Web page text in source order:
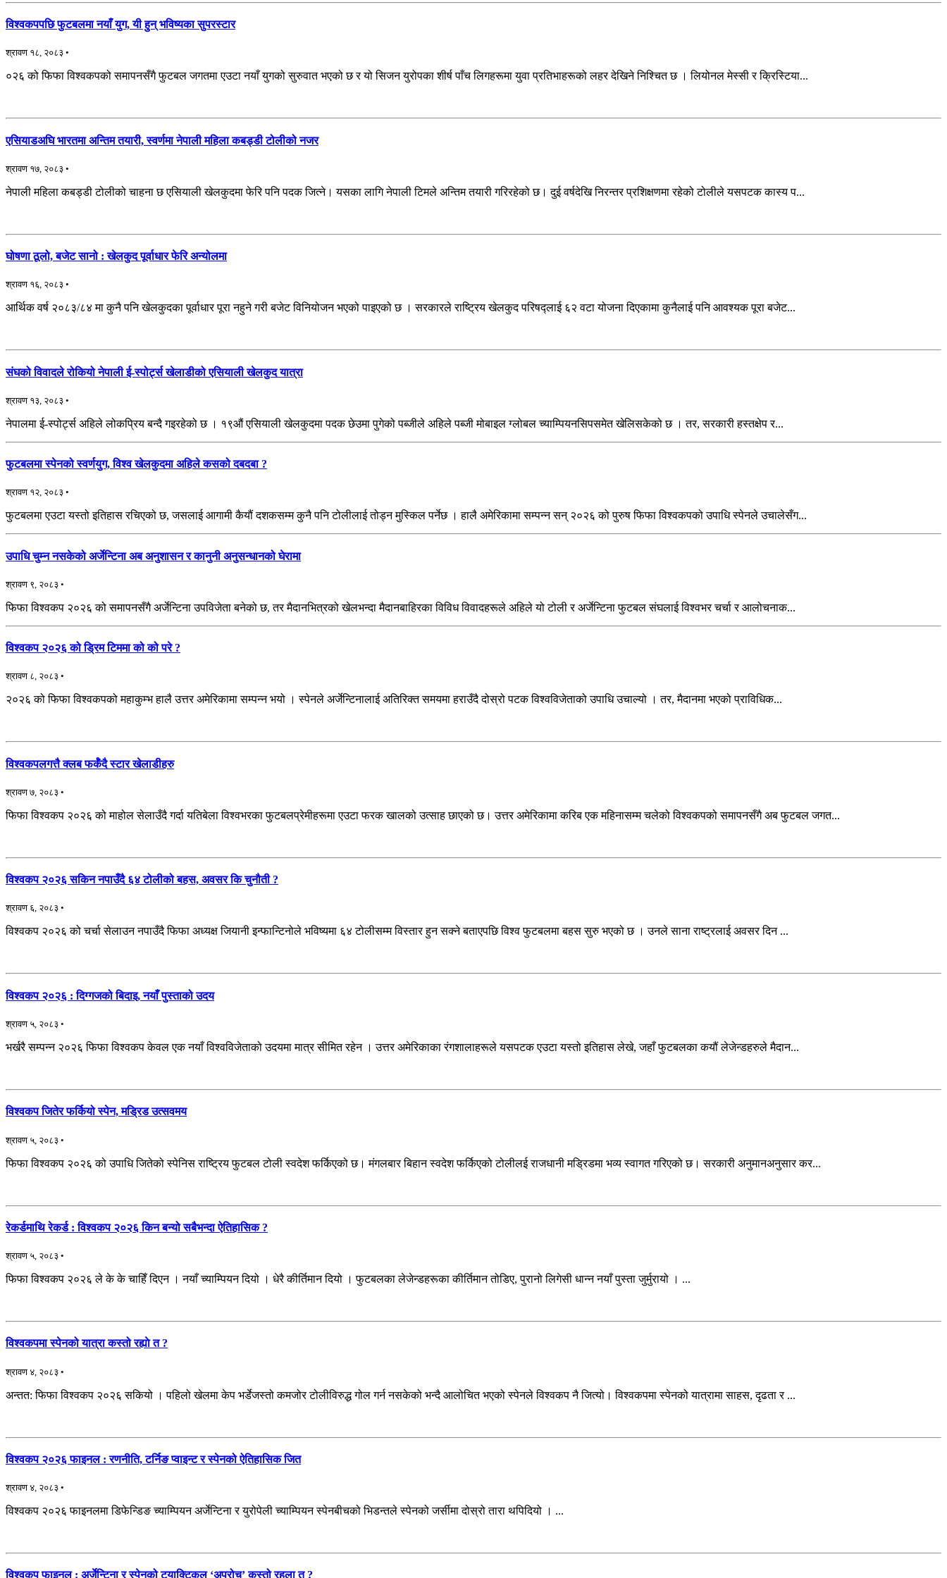
विश्वकपपछि फुटबलमा नयाँ युग, यी हुन् भविष्यका सुपरस्टार
श्रावण १८, २०८३ •
०२६ को फिफा विश्वकपको समापनसँगै फुटबल जगतमा एउटा नयाँ युगको सुरुवात भएको छ र यो सिजन युरोपका शीर्ष पाँच लिगहरूमा युवा प्रतिभाहरूको लहर देखिने निश्चित छ । लियोनल मेस्सी र क्रिस्टिया...
एसियाडअघि भारतमा अन्तिम तयारी, स्वर्णमा नेपाली महिला कबड्डी टोलीको नजर
श्रावण १७, २०८३ •
नेपाली महिला कबड्डी टोलीको चाहना छ एसियाली खेलकुदमा फेरि पनि पदक जित्ने। यसका लागि नेपाली टिमले अन्तिम तयारी गरिरहेको छ। दुई वर्षदेखि निरन्तर प्रशिक्षणमा रहेको टोलीले यसपटक कास्य प...
घोषणा ठूलो, बजेट सानो : खेलकुद पूर्वाधार फेरि अन्योलमा
श्रावण १६, २०८३ •
आर्थिक वर्ष २०८३/८४ मा कुनै पनि खेलकुदका पूर्वाधार पूरा नहुने गरी बजेट विनियोजन भएको पाइएको छ । सरकारले राष्ट्रिय खेलकुद परिषद्लाई ६२ वटा योजना दिएकामा कुनैलाई पनि आवश्यक पूरा बजेट...
संघको विवादले रोकियो नेपाली ई-स्पोर्ट्स खेलाडीको एसियाली खेलकुद यात्रा
श्रावण १३, २०८३ •
नेपालमा ई-स्पोर्ट्स अहिले लोकप्रिय बन्दै गइरहेको छ । १९औं एसियाली खेलकुदमा पदक छेउमा पुगेको पब्जीले अहिले पब्जी मोबाइल ग्लोबल च्याम्पियनसिपसमेत खेलिसकेको छ । तर, सरकारी हस्तक्षेप र...
फुटबलमा स्पेनको स्वर्णयुग, विश्व खेलकुदमा अहिले कसको दबदबा ?
श्रावण १२, २०८३ •
फुटबलमा एउटा यस्तो इतिहास रचिएको छ, जसलाई आगामी कैयौं दशकसम्म कुनै पनि टोलीलाई तोड्न मुस्किल पर्नेछ । हालै अमेरिकामा सम्पन्न सन् २०२६ को पुरुष फिफा विश्वकपको उपाधि स्पेनले उचालेसँग...
उपाधि चुम्न नसकेको अर्जेन्टिना अब अनुशासन र कानुनी अनुसन्धानको घेरामा
श्रावण ९, २०८३ •
फिफा विश्वकप २०२६ को समापनसँगै अर्जेन्टिना उपविजेता बनेको छ, तर मैदानभित्रको खेलभन्दा मैदानबाहिरका विविध विवादहरूले अहिले यो टोली र अर्जेन्टिना फुटबल संघलाई विश्वभर चर्चा र आलोचनाक...
विश्वकप २०२६ को ड्रिम टिममा को को परे ?
श्रावण ८, २०८३ •
२०२६ को फिफा विश्वकपको महाकुम्भ हालै उत्तर अमेरिकामा सम्पन्न भयो । स्पेनले अर्जेन्टिनालाई अतिरिक्त समयमा हराउँदै दोस्रो पटक विश्वविजेताको उपाधि उचाल्यो । तर, मैदानमा भएको प्राविधिक...
विश्वकपलगत्तै क्लब फर्कँदै स्टार खेलाडीहरु
श्रावण ७, २०८३ •
फिफा विश्वकप २०२६ को माहोल सेलाउँदै गर्दा यतिबेला विश्वभरका फुटबलप्रेमीहरूमा एउटा फरक खालको उत्साह छाएको छ। उत्तर अमेरिकामा करिब एक महिनासम्म चलेको विश्वकपको समापनसँगै अब फुटबल जगत...
विश्वकप २०२६ सकिन नपाउँदै ६४ टोलीको बहस, अवसर कि चुनौती ?
श्रावण ६, २०८३ •
विश्वकप २०२६ को चर्चा सेलाउन नपाउँदै फिफा अध्यक्ष जियानी इन्फान्टिनोले भविष्यमा ६४ टोलीसम्म विस्तार हुन सक्ने बताएपछि विश्व फुटबलमा बहस सुरु भएको छ । उनले साना राष्ट्रलाई अवसर दिन ...
विश्वकप २०२६ : दिग्गजको बिदाइ, नयाँ पुस्ताको उदय
श्रावण ५, २०८३ •
भर्खरै सम्पन्न २०२६ फिफा विश्वकप केवल एक नयाँ विश्वविजेताको उदयमा मात्र सीमित रहेन । उत्तर अमेरिकाका रंगशालाहरूले यसपटक एउटा यस्तो इतिहास लेखे, जहाँ फुटबलका कयौं लेजेन्डहरुले मैदान...
विश्वकप जितेर फर्कियो स्पेन, मड्रिड उत्सवमय
श्रावण ५, २०८३ •
फिफा विश्वकप २०२६ को उपाधि जितेको स्पेनिस राष्ट्रिय फुटबल टोली स्वदेश फर्किएको छ। मंगलबार बिहान स्वदेश फर्किएको टोलीलई राजधानी मड्रिडमा भव्य स्वागत गरिएको छ। सरकारी अनुमानअनुसार कर...
रेकर्डमाथि रेकर्ड : विश्वकप २०२६ किन बन्यो सबैभन्दा ऐतिहासिक ?
श्रावण ५, २०८३ •
फिफा विश्वकप २०२६ ले के के चाहिँ दिएन । नयाँ च्याम्पियन दियो । धेरै कीर्तिमान ‍दियो । फुटबलका लेजेन्डहरूका कीर्तिमान तोडिए, पुरानो लिगेसी धान्न नयाँ पुस्ता जुर्मुरायो । ...
विश्वकपमा स्पेनको यात्रा कस्तो रह्याे त ?
श्रावण ४, २०८३ •
अन्तत: फिफा विश्वकप २०२६ सकियो । पहिलो खेलमा केप भर्डेजस्तो कमजोर टोलीविरुद्ध गोल गर्न नसकेको भन्दै आलोचित भएको स्पेनले विश्वकप नै जित्यो। विश्वकपमा स्पेनको यात्रामा साहस, दृढता र ...
विश्वकप २०२६ फाइनल : रणनीति, टर्निङ प्वाइन्ट र स्पेनको ऐतिहासिक जित
श्रावण ४, २०८३ •
विश्वकप २०२६ फाइनलमा डिफेन्डिङ च्याम्पियन अर्जेन्टिना र युरोपेली च्याम्पियन स्पेनबीचको भिडन्तले स्पेनको जर्सीमा दोस्रो तारा थपिदियो । ...
विश्वकप फाइनल : अर्जेन्टिना र स्पेनको ट्याक्टिकल ‘अप्रोच’ कस्तो रहला त ?